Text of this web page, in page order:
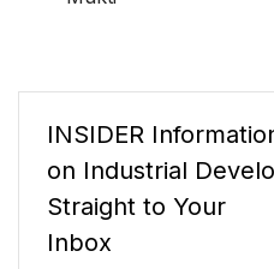
INSIDER
on Industrial
Straight to Your
Inbox